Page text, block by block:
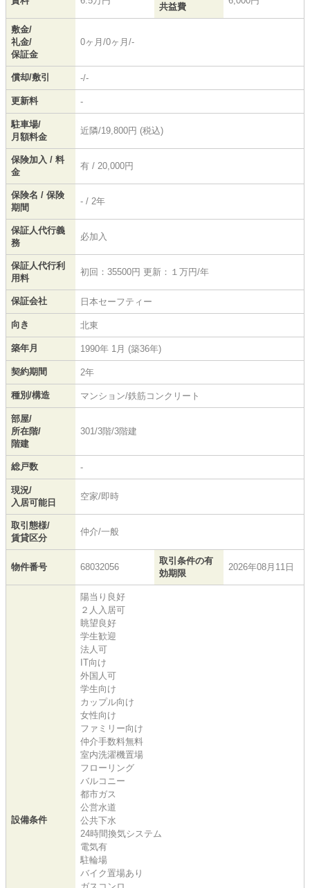
共益費
敷金/
礼金/
保証金
0ヶ月/0ヶ月/-
償却/敷引 -/-
更新料 -
駐車場/
月額料金
近隣/19,800円 (税込)
保険加入 / 料
金
有 / 20,000円
保険名 / 保険
期間
- / 2年
保証人代行義
務
必加入
保証人代行利
用料
初回：35500円 更新：１万円/年
保証会社 日本セーフティー
向き 北東
築年月 1990年 1月 (築36年)
契約期間 2年
種別/構造 マンション/鉄筋コンクリート
部屋/
所在階/
階建
301/3階/3階建
総戸数 -
現況/
入居可能日
空家/即時
取引態様/
賃貸区分
仲介/一般
物件番号 68032056
取引条件の有
効期限
2026年08月11日
設備条件
陽当り良好
２人入居可
眺望良好
学生歓迎
法人可
IT向け
外国人可
学生向け
カップル向け
女性向け
ファミリー向け
仲介手数料無料
室内洗濯機置場
フローリング
バルコニー
都市ガス
公営水道
公共下水
24時間換気システム
電気有
駐輪場
バイク置場あり